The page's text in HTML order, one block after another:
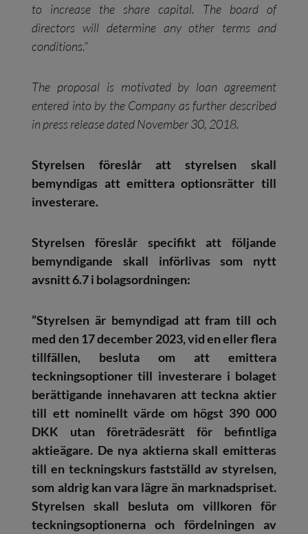
to increase the share capital. The board of
directors will determine any other terms and
conditions.”
The proposal is motivated by loan agreement
entered into by the Company as further described
in press release dated November 30, 2018.
Styrelsen föreslår att styrelsen skall
bemyndigas att emittera optionsrätter till
investerare.
Styrelsen föreslår specifikt att följande
bemyndigande skall införlivas som nytt
avsnitt 6.7 i bolagsordningen:
”Styrelsen är bemyndigad att fram till och
med den 17 december 2023, vid en eller flera
tillfällen, besluta om att emittera
teckningsoptioner till investerare i bolaget
berättigande innehavaren att teckna aktier
till ett nominellt värde om högst 390 000
DKK utan företrädesrätt för befintliga
aktieägare. De nya aktierna skall emitteras
till en teckningskurs fastställd av styrelsen,
som aldrig kan vara lägre än marknadspriset.
Styrelsen skall besluta om villkoren för
teckningsoptionerna och fördelningen av